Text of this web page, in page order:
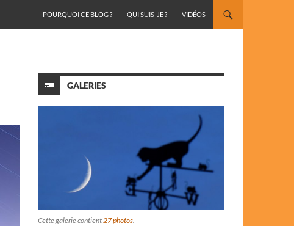
POURQUOI CE BLOG ?
QUI SUIS-JE ? VIDÉOS
GALERIES
Cette galerie contient27 photos.